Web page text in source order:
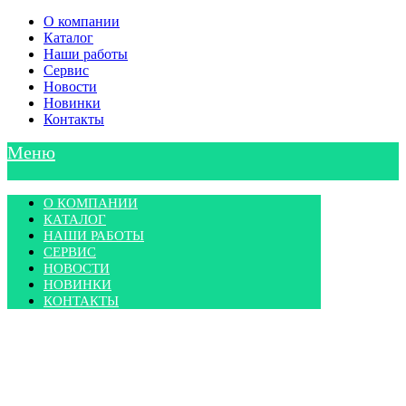
О компании
Каталог
Наши работы
Сервис
Новости
Новинки
Контакты
Меню
О КОМПАНИИ
КАТАЛОГ
НАШИ РАБОТЫ
СЕРВИС
НОВОСТИ
НОВИНКИ
КОНТАКТЫ